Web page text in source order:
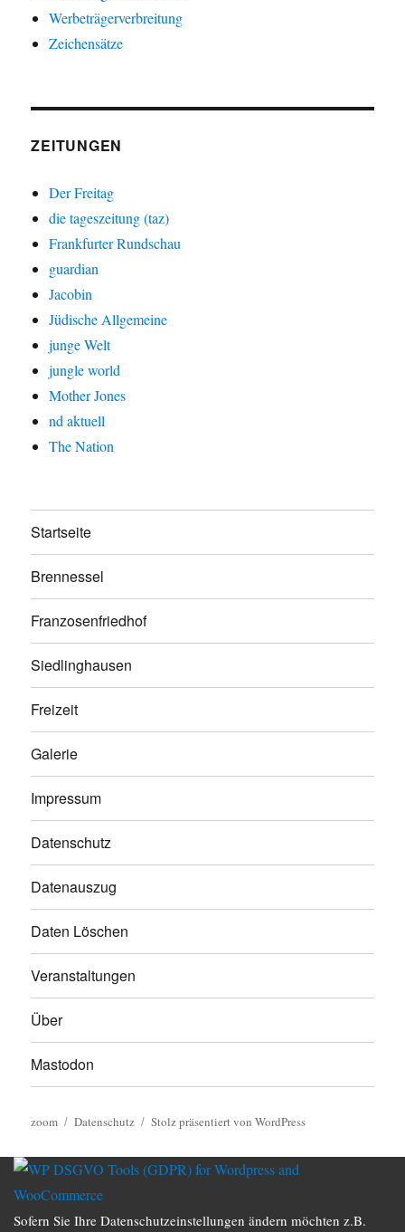
Werbeträgerverbreitung
Zeichensätze
ZEITUNGEN
Der Freitag
die tageszeitung (taz)
Frankfurter Rundschau
guardian
Jacobin
Jüdische Allgemeine
junge Welt
jungle world
Mother Jones
nd aktuell
The Nation
Startseite
Brennessel
Franzosenfriedhof
Siedlinghausen
Freizeit
Galerie
Impressum
Datenschutz
Datenauszug
Daten Löschen
Veranstaltungen
Über
Mastodon
zoom Datenschutz Stolz präsentiert von WordPress
Sofern Sie Ihre Datenschutzeinstellungen ändern möchten z.B.